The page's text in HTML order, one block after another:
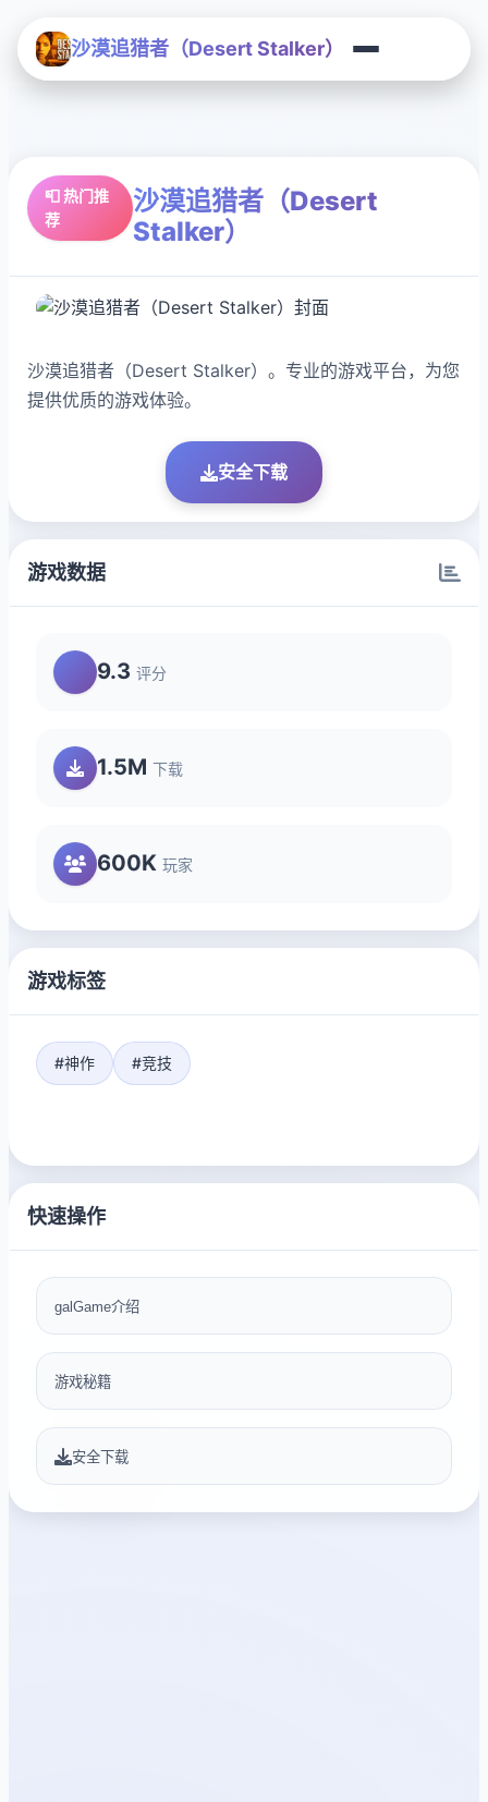
沙漠追猎者（Desert Stalker）
📮 热门推
荐
沙漠追猎者（Desert
Stalker）
沙漠追猎者（Desert Stalker）。专业的游戏平台，为您
提供优质的游戏体验。
安全下载
游戏数据
9.3 评分
1.5M 下载
600K 玩家
游戏标签
#神作 #竞技
快速操作
galGame介绍
游戏秘籍
安全下载